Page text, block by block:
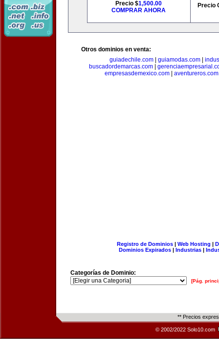
Precio $1,500.00
COMPRAR AHORA
Precio
Otros dominios en venta:
guiadechile.com
guiamodas.com
buscadordemarcas.com|
empresasdemexico.com| aventureros.com
Registro de Dominios| Web Hosting |
Dominios Expirados | Industrias |
Categorías de Dominio:
[Pág.
** Precios
© 2002/2022 Solo10.com